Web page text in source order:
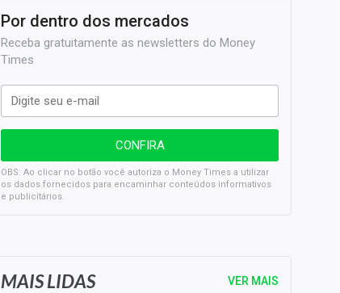
Por dentro dos mercados
Receba gratuitamente as newsletters do Money
Times
OBS: Ao clicar no botão você autoriza o Money Times a utilizar
os dados fornecidos para encaminhar conteúdos informativos
e publicitários.
SELIC em 14%: A repercussão da decisão sobre os JUROS
MAIS LIDAS VER MAIS